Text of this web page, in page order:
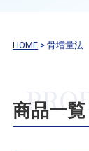
HOME >骨増量法
商品一覧